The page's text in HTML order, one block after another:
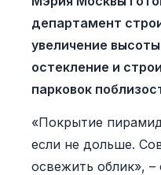
департамент
увеличение
остекление и
парковок
«Покрытие
если не дольше.
освежить облик», –